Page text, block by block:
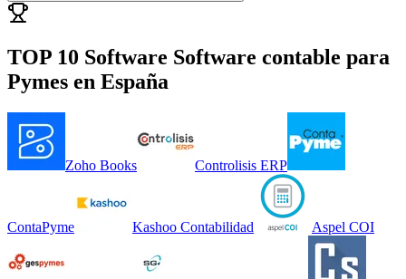
TOP 10 Software Software contable para
Pymes en España
Zoho Books Controlisis ERP
ContaPyme Kashoo Contabilidad Aspel COI